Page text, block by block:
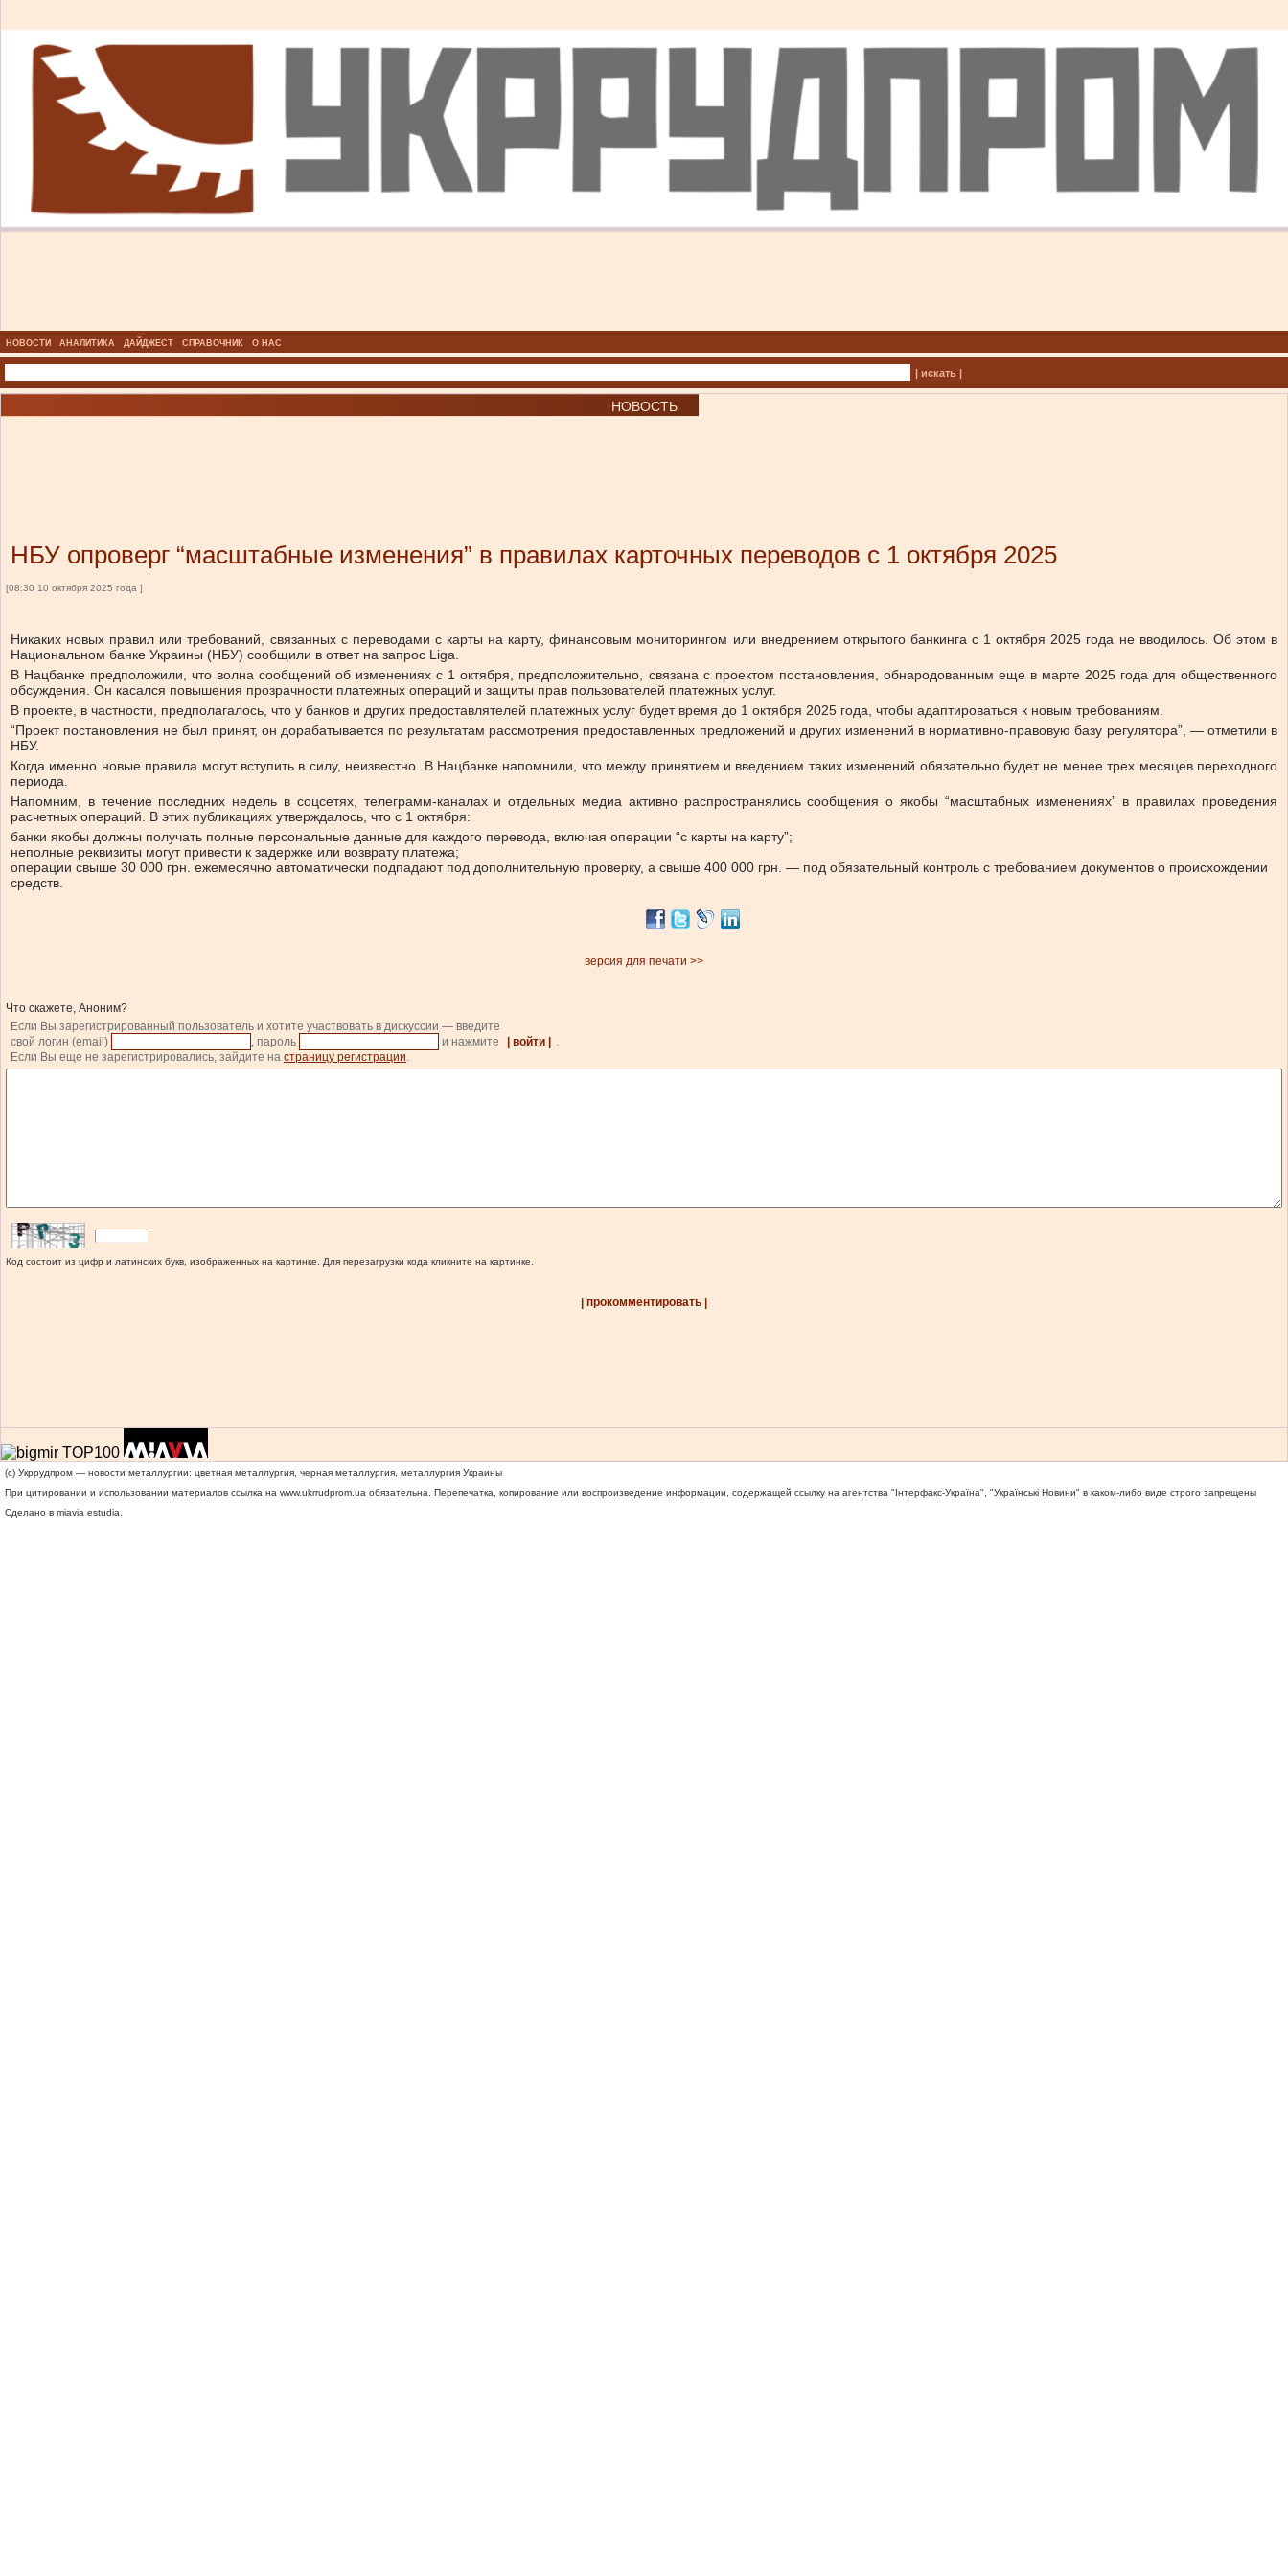
НОВОСТИ АНАЛИТИКА ДАЙДЖЕСТ СПРАВОЧНИК О НАС
| искать |
НОВОСТЬ
НБУ опроверг “масштабные изменения” в правилах карточных переводов с 1 октября 2025
[08:30 10 октября 2025 года ]
Никаких новых правил или требований, связанных с переводами с карты на карту, финансовым мониторингом или внедрением открытого банкинга с 1 октября 2025 года не вводилось. Об этом в
Национальном банке Украины (НБУ) сообщили в ответ на запрос Liga.
В Нацбанке предположили, что волна сообщений об изменениях с 1 октября, предположительно, связана с проектом постановления, обнародованным еще в марте 2025 года для общественного
обсуждения. Он касался повышения прозрачности платежных операций и защиты прав пользователей платежных услуг.
В проекте, в частности, предполагалось, что у банков и других предоставлятелей платежных услуг будет время до 1 октября 2025 года, чтобы адаптироваться к новым требованиям.
“Проект постановления не был принят, он дорабатывается по результатам рассмотрения предоставленных предложений и других изменений в нормативно-правовую базу регулятора”, — отметили в
НБУ.
Когда именно новые правила могут вступить в силу, неизвестно. В Нацбанке напомнили, что между принятием и введением таких изменений обязательно будет не менее трех месяцев переходного
периода.
Напомним, в течение последних недель в соцсетях, телеграмм-каналах и отдельных медиа активно распространялись сообщения о якобы “масштабных изменениях” в правилах проведения
расчетных операций. В этих публикациях утверждалось, что с 1 октября:
банки якобы должны получать полные персональные данные для каждого перевода, включая операции “с карты на карту”;
неполные реквизиты могут привести к задержке или возврату платежа;
операции свыше 30 000 грн. ежемесячно автоматически подпадают под дополнительную проверку, а свыше 400 000 грн. — под обязательный контроль с требованием документов о происхождении
средств.
версия для печати >>
Что скажете, Аноним?
Если Вы зарегистрированный пользователь и хотите участвовать в дискуссии — введите
свой логин (email)
, пароль и нажмите | войти |
.
Если Вы еще не зарегистрировались, зайдите на страницу регистрации.
Код состоит из цифр и латинских букв, изображенных на картинке. Для перезагрузки кода кликните на картинке.
| прокомментировать |
(c) Укррудпром — новости металлургии: цветная металлургия, черная металлургия, металлургия Украины
При цитировании и использовании материалов ссылка на www.ukrrudprom.ua обязательна. Перепечатка, копирование или воспроизведение информации, содержащей ссылку на агентства "Iнтерфакс-Україна", "Українськi Новини" в каком-либо виде строго запрещены
Сделано в miavia estudia.